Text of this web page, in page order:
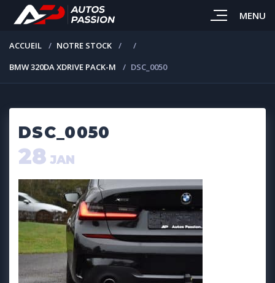
MENU
ACCUEIL
NOTRE STOCK
BMW 320DA XDRIVE PACK-M
DSC_0050
DSC_0050
28 JAN